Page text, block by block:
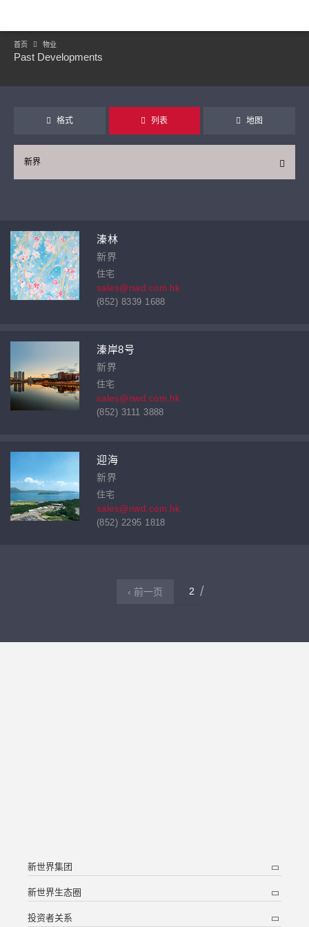
首页 物业
Past Developments
格式 列表 地图
新界
溱林
新界
住宅
sales@nwd.com.hk
(852) 8339 1688
溱岸8号
新界
住宅
sales@nwd.com.hk
(852) 3111 3888
迎海
新界
住宅
sales@nwd.com.hk
(852) 2295 1818
‹ 前一页 2
新世界集团
新世界生态圈
投资者关系